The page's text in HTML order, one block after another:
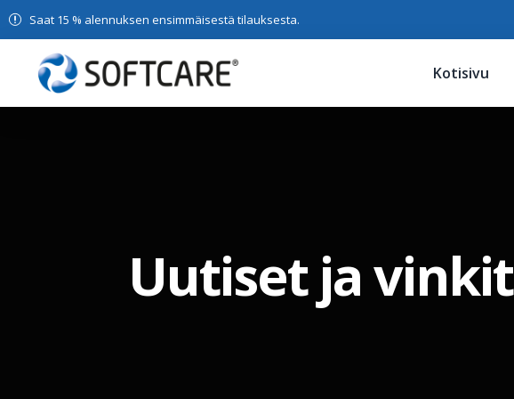
Saat 15 % alennuksen ensimmäisestä tilauksesta.
Kotisivu
Uutiset ja vinkit